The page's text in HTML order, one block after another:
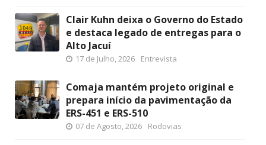
Clair Kuhn deixa o Governo do Estado
e destaca legado de entregas para o
Alto Jacuí
17 de Julho, 2026 Entrevista
Comaja mantém projeto original e
prepara início da pavimentação da
ERS-451 e ERS-510
07 de Agosto, 2026 Rodovias